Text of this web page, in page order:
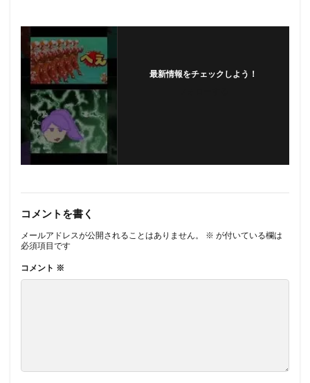
最新情報をチェックしよう！
コメントを書く
メールアドレスが公開されることはありません。 ※ が付いている欄は
必須項目です
コメント ※